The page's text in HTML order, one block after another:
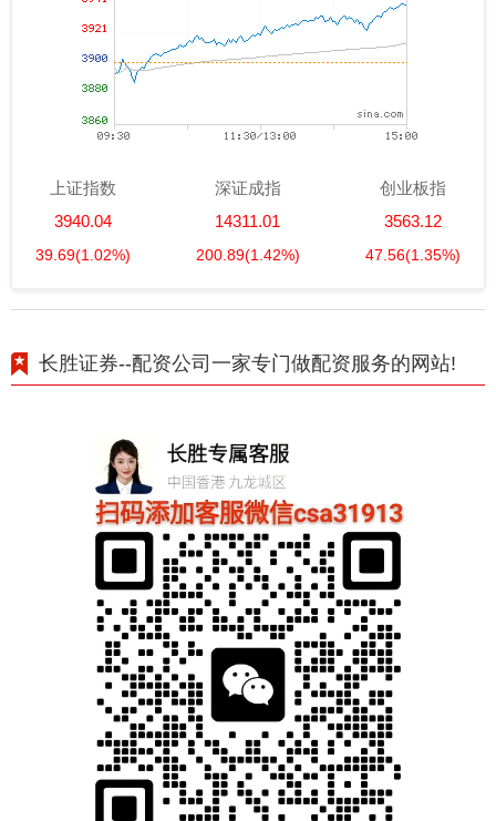
上证指数
3940.04
39.69(1.02%)
深证成指
14311.01
200.89(1.42%)
创业板指
3563.12
47.56(1.35%)
长胜证券--配资公司一家专门做配资服务的网站!